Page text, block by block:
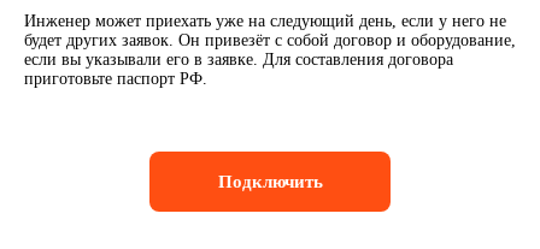
Инженер может приехать уже на следующий день, если у него не
будет других заявок. Он привезёт с собой договор и оборудование,
если вы указывали его в заявке. Для составления договора
приготовьте паспорт РФ.
Подключить